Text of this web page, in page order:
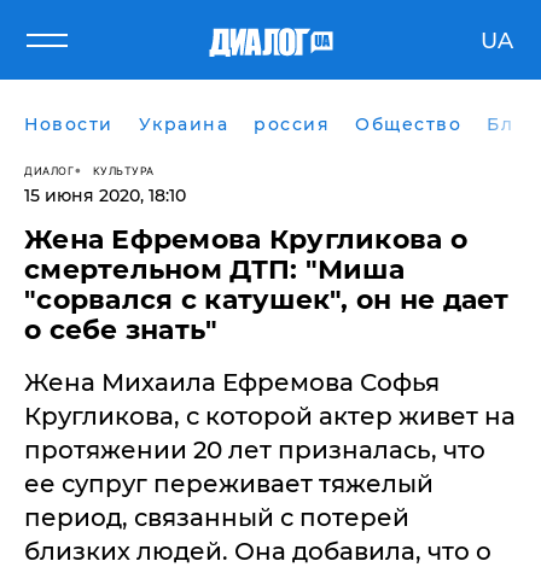
UA
Новости Украина россия Общество
ДИАЛОГ КУЛЬТУРА
15 июня 2020, 18:10
Жена Ефремова Кругликова о
смертельном ДТП: "Миша
"сорвался с катушек", он не дает
о себе знать"
Жена Михаила Ефремова Софья
Кругликова, с которой актер живет на
протяжении 20 лет призналась, что
ее супруг переживает тяжелый
период, связанный с потерей
близких людей. Она добавила, что о